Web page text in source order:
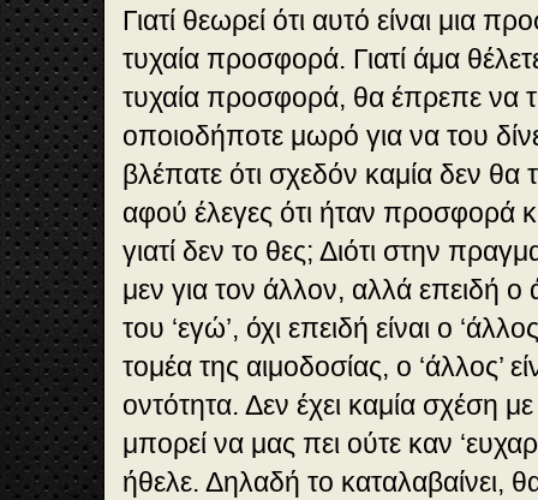
Γιατί θεωρεί ότι αυτό είναι μια
τυχαία προσφορά. Γιατί άμα θέλετε
τυχαία προσφορά, θα έπρεπε να
οποιοδήποτε μωρό για να του
βλέπατε ότι σχεδόν καμία δεν θα
αφού έλεγες ότι ήταν προσφορά
γιατί δεν το θες; Διότι στην
μεν για τον άλλον, αλλά επειδή ο
του ‘εγώ’, όχι επειδή είναι ο
τομέα της αιμοδοσίας, ο ‘άλλος’
οντότητα. Δεν έχει καμία σχέση
μπορεί να μας πει ούτε καν
ήθελε. Δηλαδή το καταλαβαίνει,